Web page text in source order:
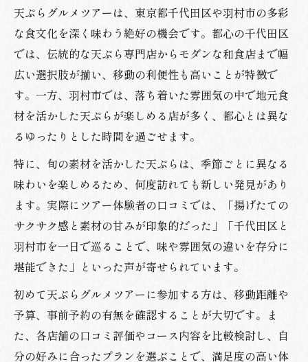
天ぷらコースを使ったランチ活用術
コースで味わう本格天ぷらの楽しみ方
本格天ぷらコースの魅力とその選び方
天ぷらコースで味わう四季の食材体験
東京で楽しむ天ぷらコースのポイント
天ぷらコースディナーで贅沢な時間を過ご
す
カジュアルから本格まで天ぷらコース徹底
解説
カジュアルに楽しむ天ぷら東京グルメ探索
天ぷら東京カジュアル店の選び方ポイント
ランチやディナーで気軽に天ぷらを楽しむ
東京でカジュアルに天ぷらを満喫するコツ
アクセス良好な天ぷらグルメスポットを紹
介
天ぷらグルメツアーは、東京都千代田区や羽村市の多彩
な食文化を深く味わう絶好の機会です。都心の千代田区
では、伝統的な天ぷら専門店からモダンな和食店まで幅
広い選択肢が揃い、移動の利便性も高いことが特徴で
す。一方、羽村市では、落ち着いた雰囲気の中で地元食
材を活かした天ぷらが楽しめる店が多く、都心とは異な
るゆったりとした時間を過ごせます。
特に、旬の素材を活かした天ぷらは、季節ごとに異なる
味わいを楽しめるため、何度訪れても新しい発見があり
ます。実際にツアー体験者の口コミでは、「揚げたての
サクサク感と素材の甘みが印象的だった」「千代田区と
羽村市を一日で巡ることで、味や雰囲気の違いを存分に
堪能できた」といった声が寄せられています。
初めて天ぷらグルメツアーに参加する方は、移動距離や
予算、事前予約の有無を確認することが大切です。ま
た、各店舗の口コミ評価やコース内容を比較検討し、自
分の好みに合ったプランを選ぶことで、満足度の高い体